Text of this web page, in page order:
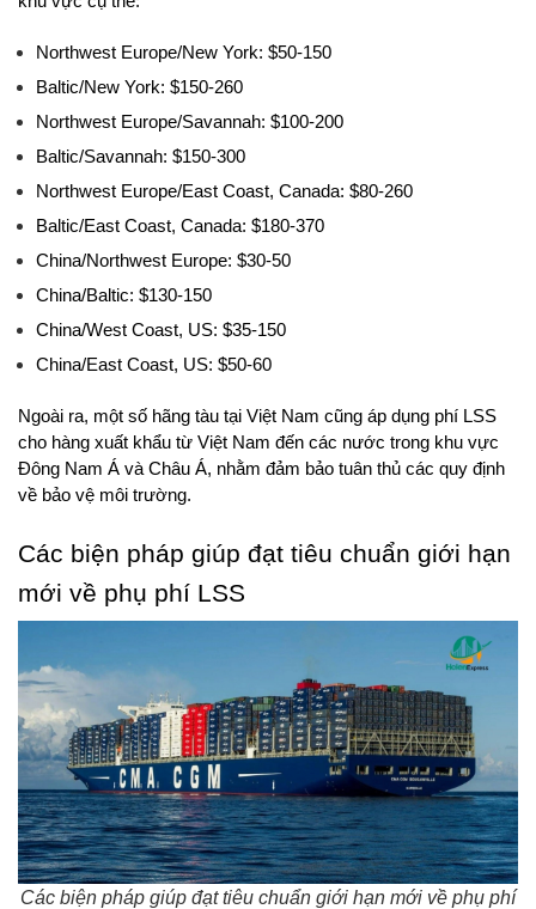
Northwest Europe/New York: $50-150
Baltic/New York: $150-260
Northwest Europe/Savannah: $100-200
Baltic/Savannah: $150-300
Northwest Europe/East Coast, Canada: $80-260
Baltic/East Coast, Canada: $180-370
China/Northwest Europe: $30-50
China/Baltic: $130-150
China/West Coast, US: $35-150
China/East Coast, US: $50-60
Ngoài ra, một số hãng tàu tại Việt Nam cũng áp dụng phí LSS
cho hàng xuất khẩu từ Việt Nam đến các nước trong khu vực
Đông Nam Á và Châu Á, nhằm đảm bảo tuân thủ các quy định
về bảo vệ môi trường.
Các biện pháp giúp đạt tiêu chuẩn giới hạn
mới về phụ phí LSS
Các biện pháp giúp đạt tiêu chuẩn giới hạn mới về phụ phí